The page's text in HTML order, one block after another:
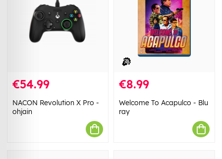
€54.99
NACON Revolution X Pro -
ohjain
€8.99
Welcome To Acapulco - Blu
ray